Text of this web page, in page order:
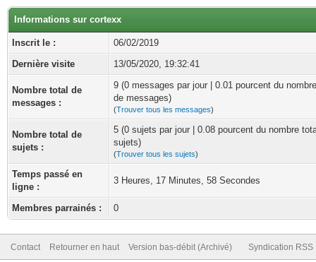
Informations sur cortexx
Inscrit le :
06/02/2019
Dernière visite
13/05/2020, 19:32:41
Nombre total de
messages :
9 (0 messages par jour | 0.01 pourcent du
de messages)
(Trouver tous les messages)
Nombre total de
sujets :
5 (0 sujets par jour | 0.08 pourcent du nombre
sujets)
(Trouver tous les sujets)
Temps passé en
ligne :
3 Heures, 17 Minutes, 58 Secondes
Membres parrainés : 0
Contact Retourner en haut Version bas-débit (Archivé) Syndication RSS